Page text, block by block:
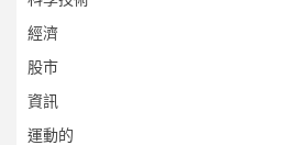
經濟
股市
資訊
運動的